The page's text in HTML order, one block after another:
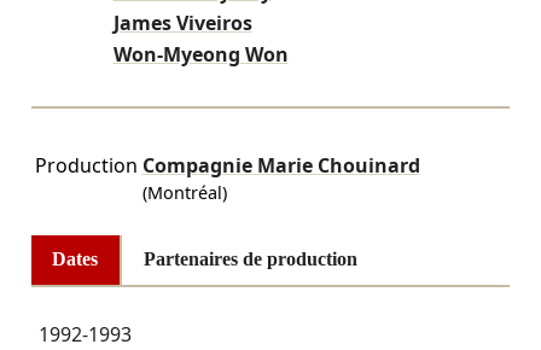
James Viveiros
Won-Myeong Won
Production Compagnie Marie Chouinard
(Montréal)
Dates Partenaires de production
1992-1993